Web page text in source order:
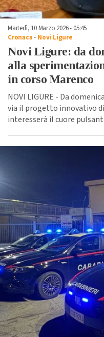
Martedì, 10 Marzo 2026 - 05:45
Cronaca- Novi Ligure
Novi Ligure: da
alla
in corso Marenco
NOVI LIGURE - Da
via il progetto innovativo
interesserà il cuore